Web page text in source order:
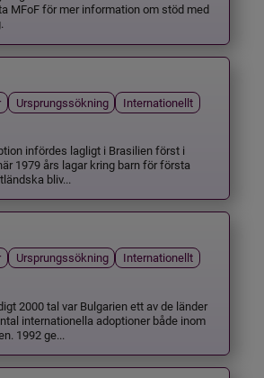
MFoF för mer information om stöd med
Ursprungssökning
Internationellt
infördes lagligt i Brasilien först i
1979 års lagar kring barn för första
bliv...
Ursprungssökning
Internationellt
2000 tal var Bulgarien ett av de länder
internationella adoptioner både inom
1992 ge...